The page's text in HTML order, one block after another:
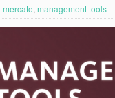
mercato, management tools